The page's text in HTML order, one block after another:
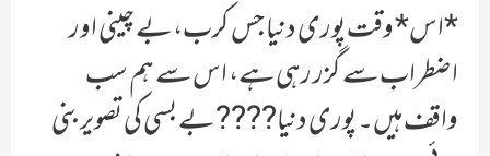
*اس* وقت پوری دنیا جس کرب، بے چینی اور
اضطراب سے گزر رہی ہے، اس سے ہم سب
واقف ہیں۔ پوری دنیا???? بے بسی کی تصویر بنی